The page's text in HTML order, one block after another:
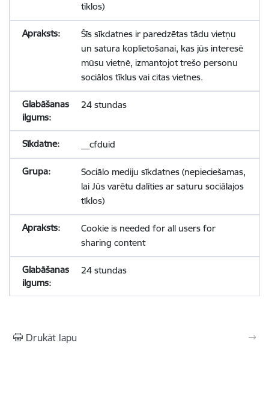
tīklos)
Šīs sīkdatnes ir paredzētas tādu vietņu
un satura koplietošanai, kas jūs interesē
mūsu vietnē, izmantojot trešo personu
sociālos tīklus vai citas vietnes.
24 stundas
__cfduid
Sociālo mediju sīkdatnes (nepieciešamas,
lai Jūs varētu dalīties ar saturu sociālajos
tīklos)
Cookie is needed for all users for
sharing content
24 stundas
Drukāt lapu